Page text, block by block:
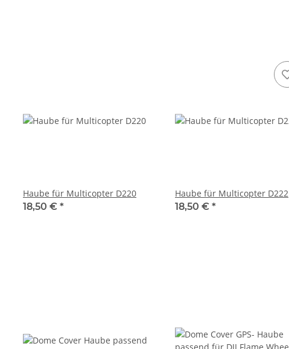
Haube für Multicopter D220
18,50 € *
Haube für Multicopter D222
18,50 € *